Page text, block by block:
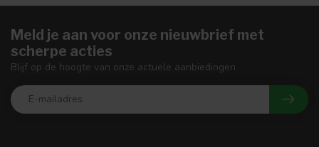
Meld je aan voor onze nieuwbrief met
scherpe acties
Blijf op de hoogte van onze actuele aanbiedingen